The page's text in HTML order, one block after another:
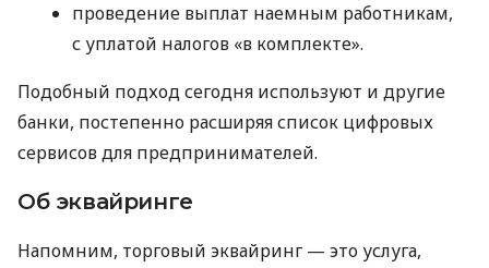
проведение выплат наемным работникам,
с уплатой налогов «в комплекте».
Подобный подход сегодня используют и другие
банки, постепенно расширяя список цифровых
сервисов для предпринимателей.
Об эквайринге
Напомним, торговый эквайринг — это услуга,